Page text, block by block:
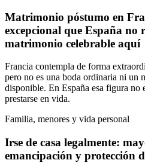
Matrimonio póstumo en
excepcional que España no
matrimonio celebrable aquí
Francia contempla de forma
pero no es una boda ordinaria ni un
disponible. En España esa figura no
prestarse en vida.
Familia, menores y vida personal
Irse de casa legalmente:
emancipación y protección